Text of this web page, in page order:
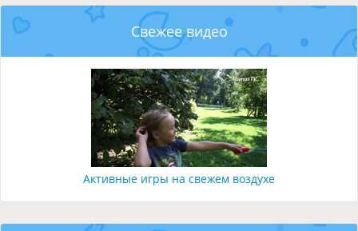
Свежее видео
Активные игры на свежем воздухе